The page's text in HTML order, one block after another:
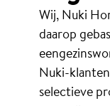
Wij, Nuki
daarop
Nuki-
selectieve